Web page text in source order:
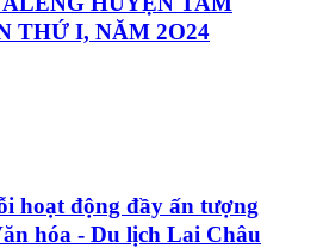
THỨ I, NĂM 2O24
hoạt động đầy ấn tượng
hóa - Du lịch Lai Châu